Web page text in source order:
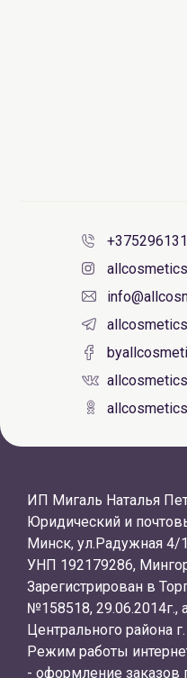
ИП Мигаль Наталья
Юридический и
Минск, ул.Радужная 4/
УНП 192179286,
Зарегистрирован в
№158518, 29.06.2014г.,
Центрального района
Режим работы
- оформление заказов